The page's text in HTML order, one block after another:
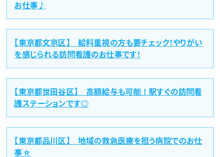
お仕事♪
【東京都文京区】 給料重視の方も要チェック！やりがい
を感じられる訪問看護のお仕事です！
【東京都世田谷区】 高額給与も可能！駅すぐの訪問看
護ステーションです◎
【東京都品川区】 地域の救急医療を担う病院でのお仕
事☆